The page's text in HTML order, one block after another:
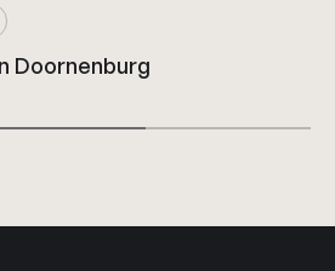
Doornenburg